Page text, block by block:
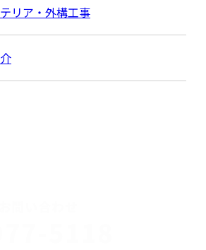
リア・外構工事